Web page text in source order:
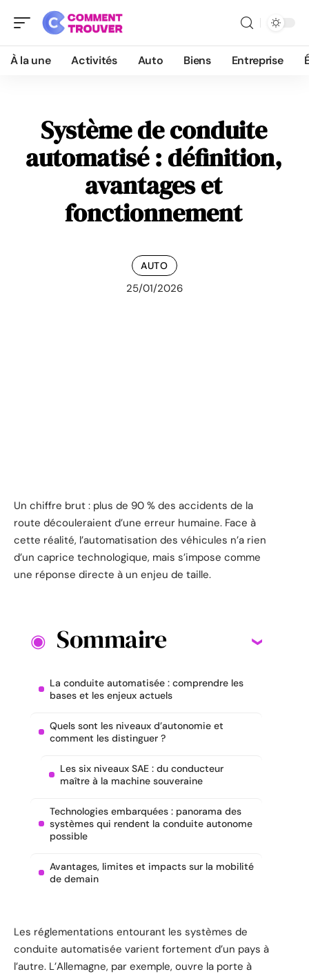
À la une Activités Auto Biens Entreprise
Système de conduite
automatisé : définition,
avantages et
fonctionnement
AUTO
25/01/2026
Un chiffre brut : plus de 90 % des accidents de la
route découleraient d’une erreur humaine. Face à
cette réalité, l’automatisation des véhicules n’a rien
d’un caprice technologique, mais s’impose comme
une réponse directe à un enjeu de taille.
Sommaire
La conduite automatisée : comprendre les
bases et les enjeux actuels
Quels sont les niveaux d’autonomie et
comment les distinguer ?
Les six niveaux SAE : du conducteur
maître à la machine souveraine
Technologies embarquées : panorama des
systèmes qui rendent la conduite autonome
possible
Avantages, limites et impacts sur la mobilité
de demain
Les réglementations entourant les systèmes de
conduite automatisée varient fortement d’un pays à
l’autre. L’Allemagne, par exemple, ouvre la porte à